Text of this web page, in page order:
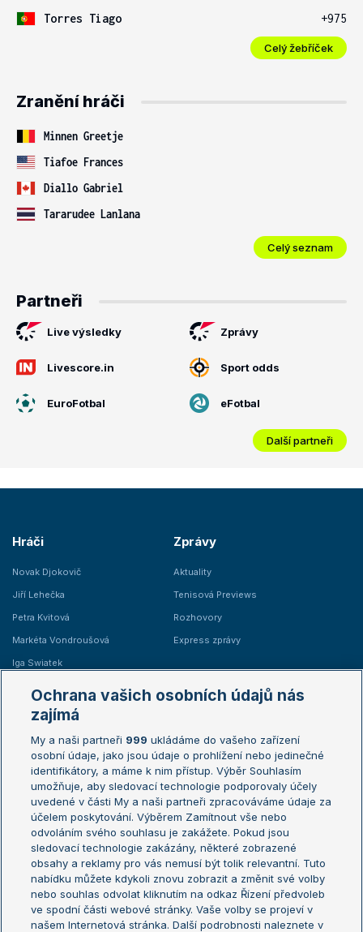
Torres Tiago
+975
Celý žebříček
Zranění hráči
Minnen Greetje
Tiafoe Frances
Diallo Gabriel
Tararudee Lanlana
Celý seznam
Partneři
Live výsledky Zprávy
Livescore.in Sport odds
EuroFotbal eFotbal
Další partneři
Hráči
Novak Djokovič
Jiří Lehečka
Petra Kvitová
Markéta Vondroušová
Iga Swiatek
Zprávy
Aktuality
Tenisová Previews
Rozhovory
Express zprávy
Žebříčky
Žebříček ATP (muži)
Žebříček WTA (ženy)
Sázkařský žebříček
Australian Open
French Open
Wimbledon
US Open
Turnaj mistrů
Turnaj mistryň
Aktualní trendy
Fotbalové přestupy
Ochrana vašich osobních údajů nás
zajímá
My a naši partneři 999 ukládáme do vašeho zařízení
osobní údaje, jako jsou údaje o prohlížení nebo jedinečné
identifikátory, a máme k nim přístup. Výběr Souhlasím
umožňuje, aby sledovací technologie podporovaly účely
uvedené v části My a naši partneři zpracováváme údaje za
účelem poskytování. Výběrem Zamítnout vše nebo
odvoláním svého souhlasu je zakážete. Pokud jsou
sledovací technologie zakázány, některé zobrazené
obsahy a reklamy pro vás nemusí být tolik relevantní. Tuto
nabídku můžete kdykoli znovu zobrazit a změnit své volby
nebo souhlas odvolat kliknutím na odkaz Řízení předvoleb
ve spodní části webové stránky. Vaše volby se projeví v
našem Internetová stránka. Další podrobnosti naleznete v